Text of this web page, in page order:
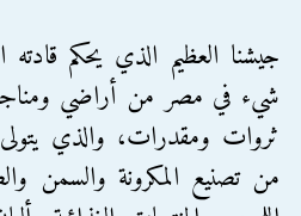
جيشنا العظيم الذي يحكم
شيء في مصر من أراضي
ثروات ومقدرات، والذي
من تصنيع المكرونة والسمن